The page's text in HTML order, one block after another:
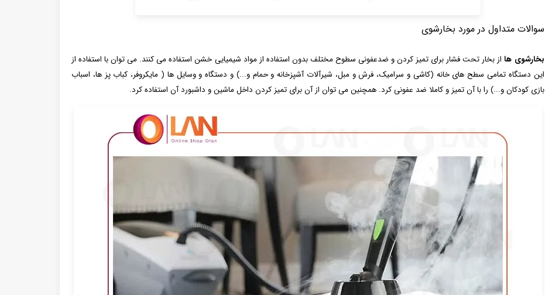
سوالات متداول در مورد بخارشوی
بخارشوی ‌هااز بخار تحت فشار برای تمیز کردن و ضدعفونی سطوح مختلف بدون استفاده از مواد شیمیایی خشن استفاده می‌ کنند. می توان با استفاده از
این دستگاه تمامی سطح های خانه (کاشی و سرامیک، فرش و مبل، شیرآلات آشپزخانه و حمام و...) و دستگاه و وسایل ها ( مایکروفر، کباب پز ها، اسباب
بازی کودکان و...) را با آن تمیز و کاملا ضد عفونی کرد. همچنین می توان از آن برای تمیز کردن داخل ماشین و داشبورد آن استفاده کرد.